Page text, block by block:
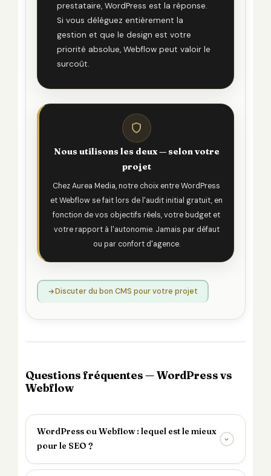
prestataire, WordPress est la réponse.
Si vous déléguez entièrement la
gestion et que le design est votre
priorité absolue, Webflow peut valoir le
surcoût.
Nous utilisons les deux — selon votre
projet
Chez Aurea Media, notre choix entre WordPress
et Webflow se fait lors de l'audit initial gratuit, en
fonction de vos objectifs réels, votre budget et
votre rapport à l'autonomie. Jamais par défaut
ou par confort d'agence.
Discuter du bon CMS pour votre projet
Questions fréquentes — WordPress vs
Webflow
WordPress ou Webflow : lequel est le mieux
pour le SEO ?